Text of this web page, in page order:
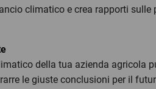
climatico e crea rapporti
della tua azienda agricola
le giuste conclusioni per il